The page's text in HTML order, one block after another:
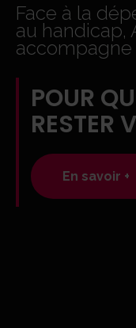
Face à la
au handicap,
accompagne
POUR
RESTER
En savoir +